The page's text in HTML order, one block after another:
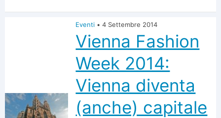
Eventi • 4 Settembre 2014
Vienna Fashion
Week 2014:
Vienna diventa
(anche) capitale